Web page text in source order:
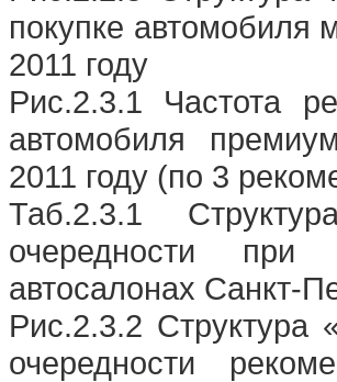
покупке автомобиля
2011 году
Рис.2.3.1 Частота
автомобиля
2011 году (по 3
Таб.2.3.1
очередности при
автосалонах Санкт-
Рис.2.3.2 Структура
очередности